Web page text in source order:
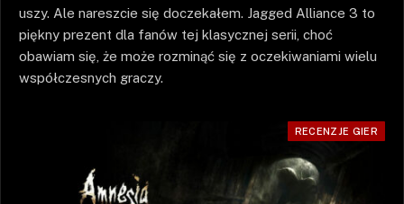
uszy. Ale nareszcie się doczekałem. Jagged Alliance 3 to
piękny prezent dla fanów tej klasycznej serii, choć
obawiam się, że może rozminąć się z oczekiwaniami wielu
współczesnych graczy.
RECENZJE GIER